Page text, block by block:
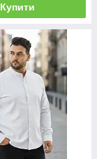
Купити